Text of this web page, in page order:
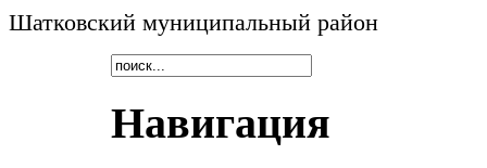
Шатковский муниципальный район
Навигация